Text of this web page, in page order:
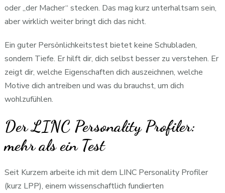
oder „der Macher“ stecken. Das mag kurz unterhaltsam sein,
aber wirklich weiter bringt dich das nicht.
Ein guter Persönlichkeitstest bietet keine Schubladen,
sondern Tiefe. Er hilft dir, dich selbst besser zu verstehen. Er
zeigt dir, welche Eigenschaften dich auszeichnen, welche
Motive dich antreiben und was du brauchst, um dich
wohlzufühlen.
Der LINC Personality Profiler:
mehr als ein Test
Seit Kurzem arbeite ich mit dem LINC Personality Profiler
(kurz LPP), einem wissenschaftlich fundierten